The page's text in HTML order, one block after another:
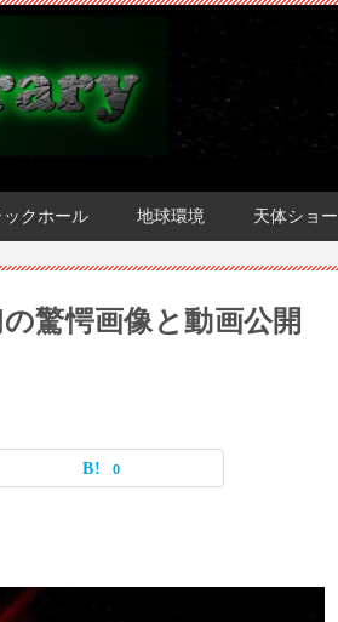
ックホール 地球環境 天体ショー
驚愕画像と動画公開
0